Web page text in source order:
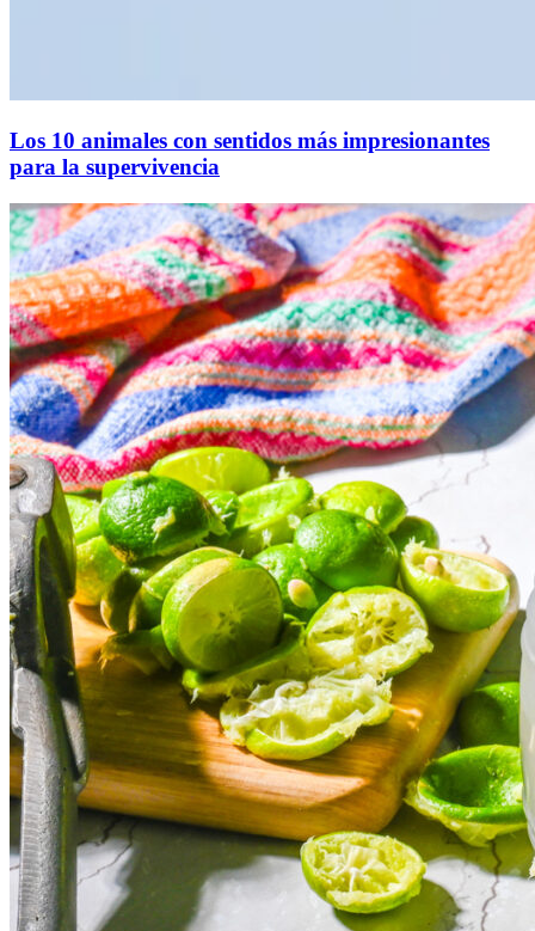
Los 10 animales con sentidos más impresionantes
para la supervivencia